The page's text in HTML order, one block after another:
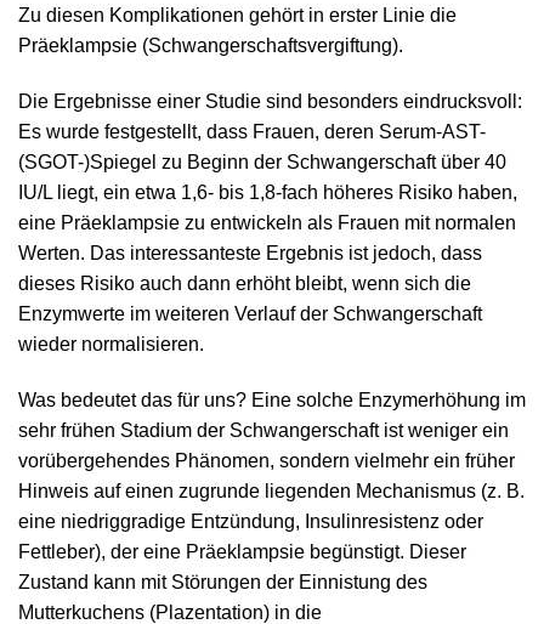
Zu diesen Komplikationen gehört in erster Linie die
Präeklampsie (Schwangerschaftsvergiftung).
Die Ergebnisse einer Studie sind besonders eindrucksvoll:
Es wurde festgestellt, dass Frauen, deren Serum-AST-
(SGOT-)Spiegel zu Beginn der Schwangerschaft über 40
IU/L liegt, ein etwa 1,6- bis 1,8-fach höheres Risiko haben,
eine Präeklampsie zu entwickeln als Frauen mit normalen
Werten. Das interessanteste Ergebnis ist jedoch, dass
dieses Risiko auch dann erhöht bleibt, wenn sich die
Enzymwerte im weiteren Verlauf der Schwangerschaft
wieder normalisieren.
Was bedeutet das für uns? Eine solche Enzymerhöhung im
sehr frühen Stadium der Schwangerschaft ist weniger ein
vorübergehendes Phänomen, sondern vielmehr ein früher
Hinweis auf einen zugrunde liegenden Mechanismus (z. B.
eine niedriggradige Entzündung, Insulinresistenz oder
Fettleber), der eine Präeklampsie begünstigt. Dieser
Zustand kann mit Störungen der Einnistung des
Mutterkuchens (Plazentation) in die